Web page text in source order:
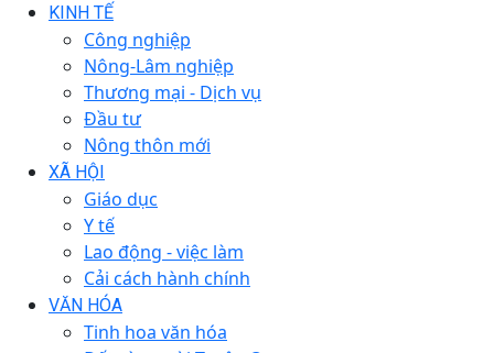
KINH TẾ
Công nghiệp
Nông-Lâm nghiệp
Thương mại - Dịch vụ
Đầu tư
Nông thôn mới
XÃ HỘI
Giáo dục
Y tế
Lao động - việc làm
Cải cách hành chính
VĂN HÓA
Tinh hoa văn hóa